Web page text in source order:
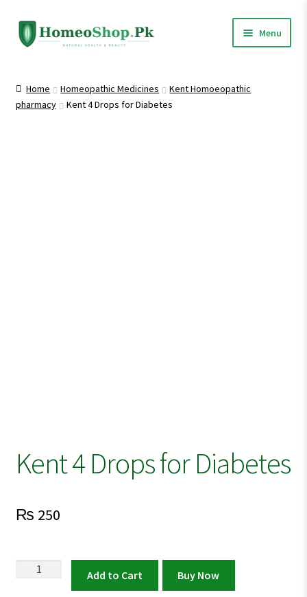
Skip
to
Skip
to
Menu
Shop All
Home Homeopathic Medicines
Kent Homoeopathic
pharmacy
Kent 4 Drops for Diabetes
Kent 4 Drops for Diabetes
₨ 250
Kent
Add to Cart Buy Now